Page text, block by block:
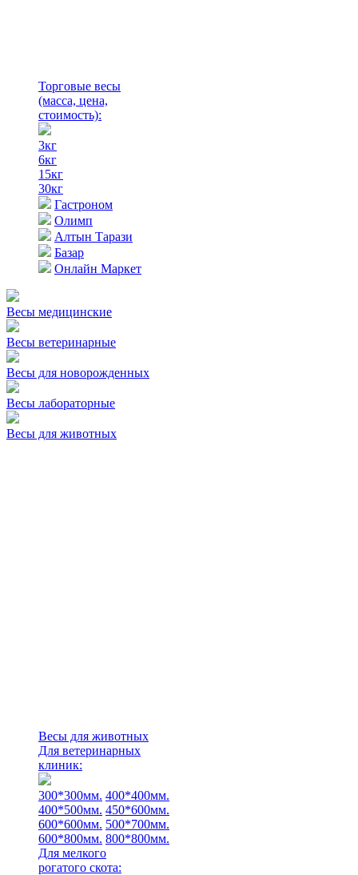
Торговые весы
(масса, цена,
стоимость):
3кг
6кг
15кг
30кг
Гастроном
Олимп
Алтын Тарази
Базар
Онлайн Маркет
Весы медицинские
Весы ветеринарные
Весы для новорожденных
Весы лабораторные
Весы для животных
Весы для животных
Для ветеринарных
клиник:
300*300мм. 400*400мм.
400*500мм. 450*600мм.
600*600мм. 500*700мм.
600*800мм. 800*800мм.
Для мелкого
рогатого скота: